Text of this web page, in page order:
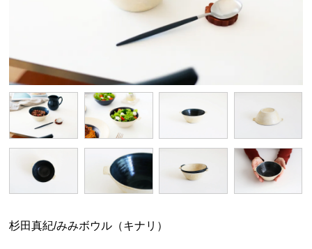
杉田真紀/みみボウル（キナリ）